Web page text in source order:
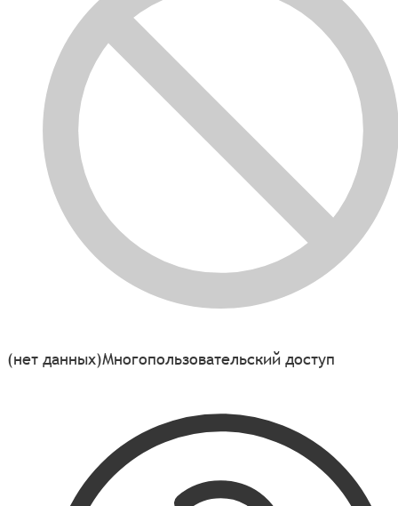
(нет данных)Многопользовательский доступ